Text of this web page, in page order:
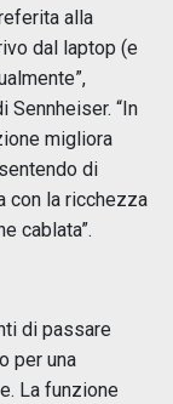
alla
dal laptop (e
Sennheiser. “In
migliora
di
con la ricchezza
cablata”.
di passare
per una
La funzione